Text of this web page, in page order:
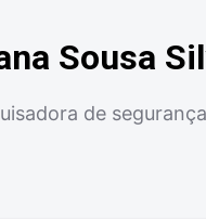
Sousa
de